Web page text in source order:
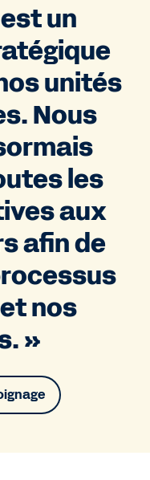
un
unités
Nous
les
aux
afin de
nos
»